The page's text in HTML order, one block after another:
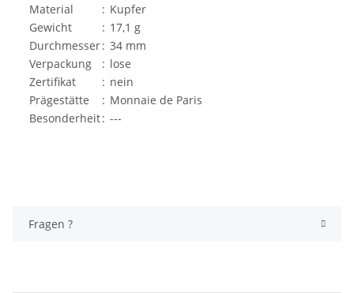
Material
: Kupfer
Gewicht
: 17,1 g
Durchmesser: 34 mm
Verpackung
: lose
Zertifikat
: nein
Prägestätte
: Monnaie de Paris
Besonderheit: ---
Fragen ?